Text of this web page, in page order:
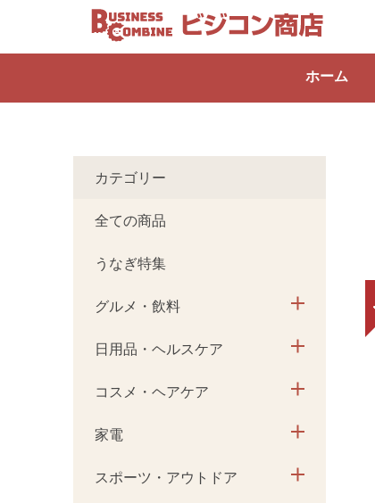
ホーム
カテゴリー
全ての商品
うなぎ特集
グルメ・飲料
日用品・ヘルスケア
コスメ・ヘアケア
家電
スポーツ・アウトドア